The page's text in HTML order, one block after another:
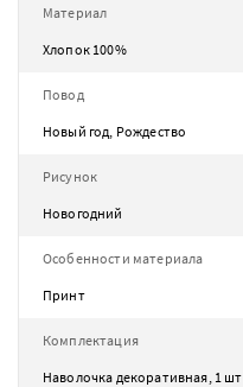
Материал
Хлопок 100%
Повод
Новый год, Рождество
Рисунок
Новогодний
Особенности материала
Принт
Комплектация
Наволочка декоративная, 1 шт